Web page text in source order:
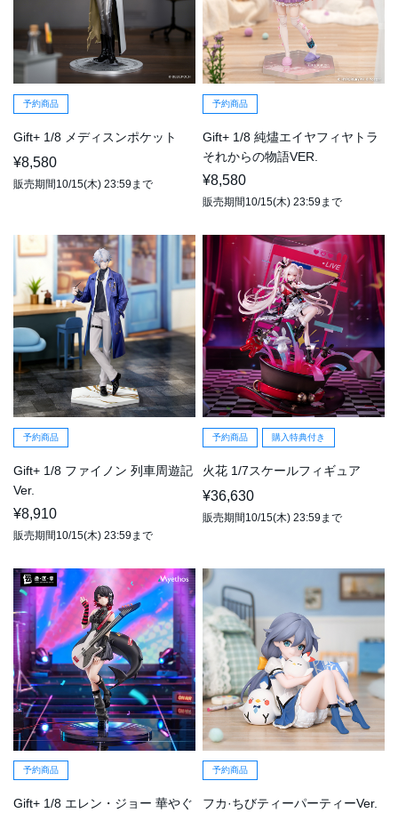
予約商品
Gift+ 1/8 メディスンポケット
¥8,580
販売期間10/15(木) 23:59まで
予約商品
Gift+ 1/8 純燼エイヤフィヤトラ
それからの物語VER.
¥8,580
販売期間10/15(木) 23:59まで
予約商品
Gift+ 1/8 ファイノン 列車周遊記
Ver.
¥8,910
販売期間10/15(木) 23:59まで
予約商品 購入特典付き
火花 1/7スケールフィギュア
¥36,630
販売期間10/15(木) 23:59まで
予約商品
Gift+ 1/8 エレン・ジョー 華やぐ
予約商品
フカ·ちびティーパーティーVer.